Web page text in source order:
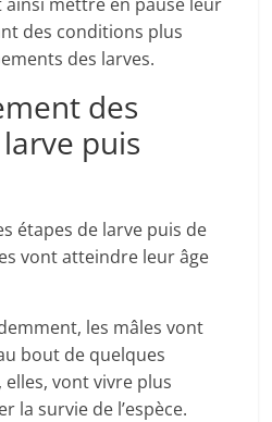
des conditions plus
des larves.
des
puis
étapes de larve puis de
vont atteindre leur âge
les mâles vont
bout de quelques
elles, vont vivre plus
la survie de l’espèce.